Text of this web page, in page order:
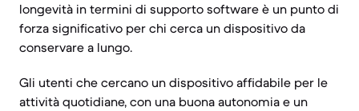
longevità in termini di supporto software è un punto di
forza significativo per chi cerca un dispositivo da
conservare a lungo.
Gli utenti che cercano un dispositivo affidabile per le
attività quotidiane, con una buona autonomia e un